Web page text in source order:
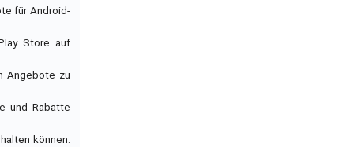
für Android-
Store auf
Angebote zu
und Rabatte
können.